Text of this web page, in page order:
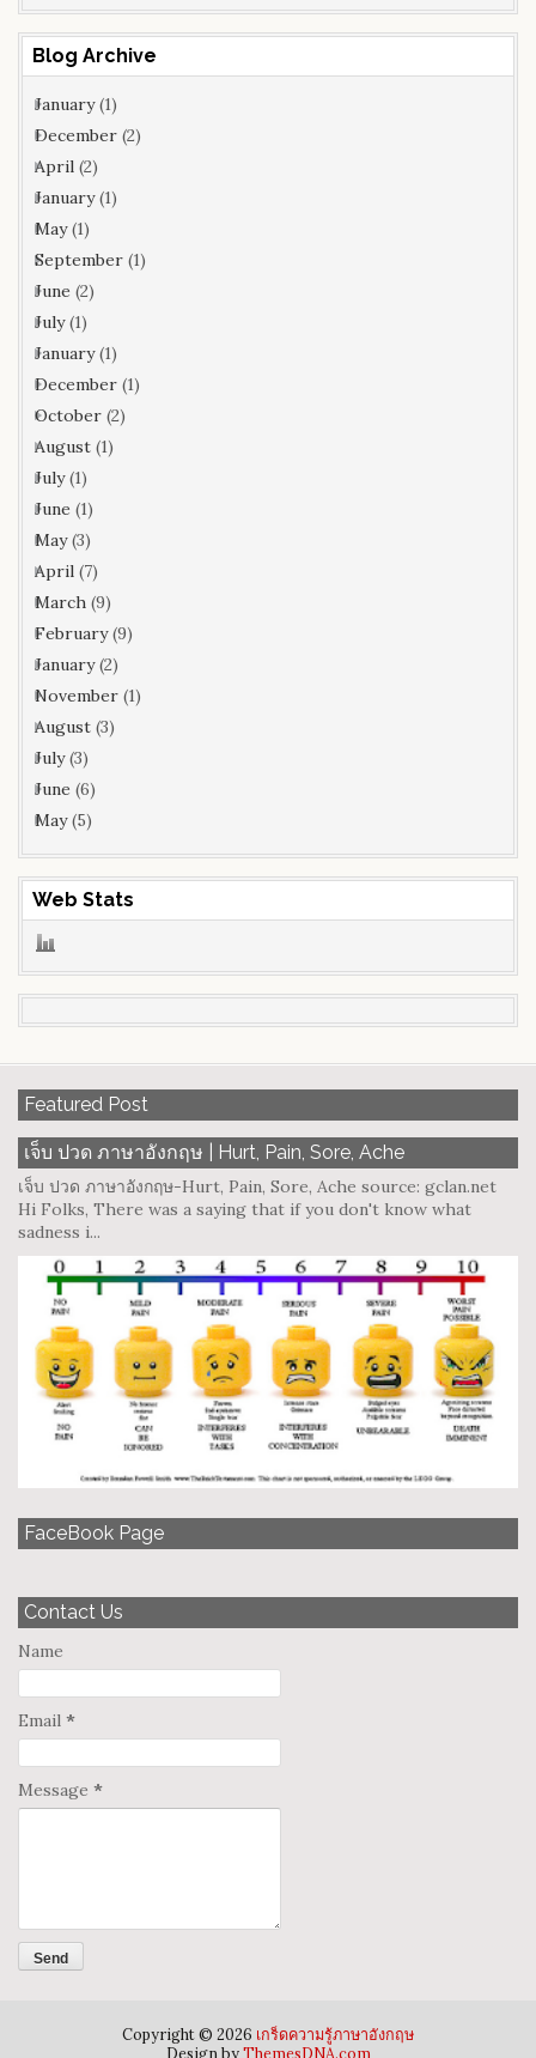
Blog Archive
January(1)
December (2)
April (2)
January(1)
May(1)
September (1)
June (2)
July(1)
January(1)
December (1)
October (2)
August (1)
July(1)
June (1)
May(3)
April (7)
March (9)
February(9)
January(2)
November (1)
August (3)
July(3)
June (6)
May(5)
Web Stats
Featured Post
เจ็บ ปวด ภาษาอังกฤษ | Hurt, Pain, Sore, Ache
เจ็บ ปวด ภาษาอังกฤษ-Hurt, Pain, Sore, Ache source: gclan.net
Hi Folks, There was a saying that if you don't know what
sadness i...
FaceBook Page
Contact Us
Name
Email *
Message *
Copyright © 2026 เกร็ดความรู้ภาษาอังกฤษ
Design byThemesDNA.com